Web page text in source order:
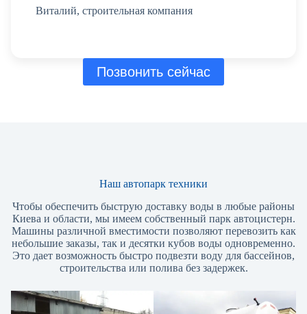
Виталий, строительная компания
Позвонить сейчас
Наш автопарк техники
Чтобы обеспечить быструю доставку воды в любые районы
Киева и области, мы имеем собственный парк автоцистерн.
Машины различной вместимости позволяют перевозить как
небольшие заказы, так и десятки кубов воды одновременно.
Это дает возможность быстро подвезти воду для бассейнов,
строительства или полива без задержек.